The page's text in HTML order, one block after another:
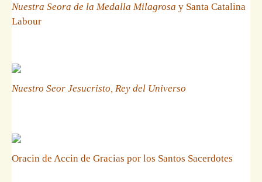
Nuestra Seora de la Medalla Milagrosa y Santa Catalina
Labour
Nuestro Seor Jesucristo, Rey del Universo
Oracin de Accin de Gracias por los Santos Sacerdotes